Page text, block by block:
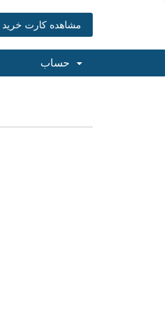
مشاهده کارت خرید